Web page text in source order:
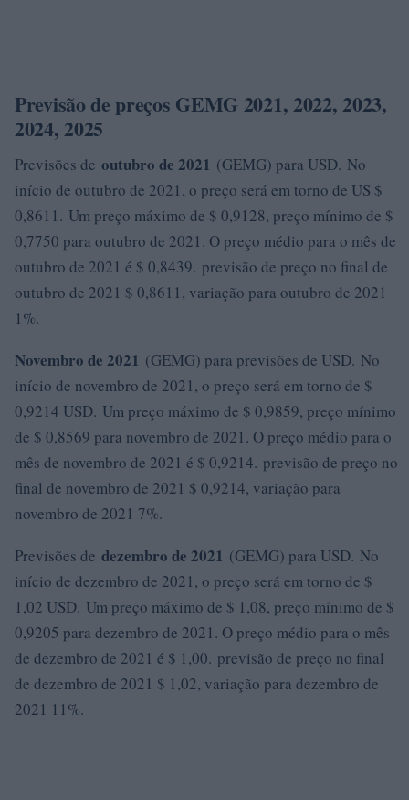
Previsão de preços GEMG 2021, 2022, 2023,
2024, 2025
Previsões de outubro de 2021 (GEMG) para USD. No
início de outubro de 2021, o preço será em torno de US $
0,8611. Um preço máximo de $ 0,9128, preço mínimo de $
0,7750 para outubro de 2021. O preço médio para o mês de
outubro de 2021 é $ 0,8439. previsão de preço no final de
outubro de 2021 $ 0,8611, variação para outubro de 2021
1%.
Novembro de 2021 (GEMG) para previsões de USD. No
início de novembro de 2021, o preço será em torno de $
0,9214 USD. Um preço máximo de $ 0,9859, preço mínimo
de $ 0,8569 para novembro de 2021. O preço médio para o
mês de novembro de 2021 é $ 0,9214. previsão de preço no
final de novembro de 2021 $ 0,9214, variação para
novembro de 2021 7%.
Previsões de dezembro de 2021 (GEMG) para USD. No
início de dezembro de 2021, o preço será em torno de $
1,02 USD. Um preço máximo de $ 1,08, preço mínimo de $
0,9205 para dezembro de 2021. O preço médio para o mês
de dezembro de 2021 é $ 1,00. previsão de preço no final
de dezembro de 2021 $ 1,02, variação para dezembro de
2021 11%.